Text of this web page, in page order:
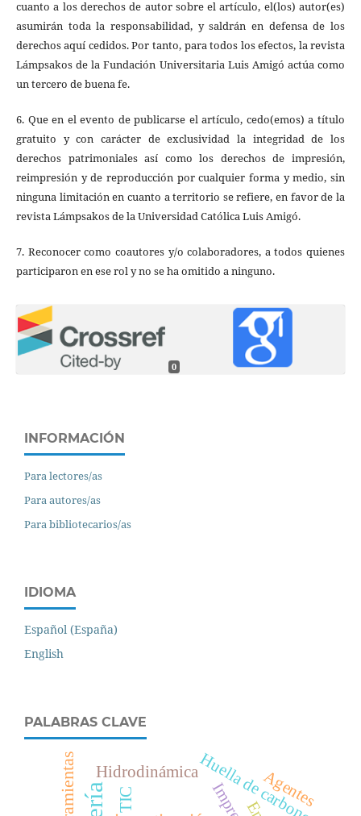
cuanto a los derechos de autor sobre el artículo, el(los) autor(es)
asumirán toda la responsabilidad, y saldrán en defensa de los
derechos aquí cedidos. Por tanto, para todos los efectos, la revista
Lámpsakos de la Fundación Universitaria Luis Amigó actúa como
un tercero de buena fe.
6. Que en el evento de publicarse el artículo, cedo(emos) a título
gratuito y con carácter de exclusividad la integridad de los
derechos patrimoniales así como los derechos de impresión,
reimpresión y de reproducción por cualquier forma y medio, sin
ninguna limitación en cuanto a territorio se refiere, en favor de la
revista Lámpsakos de la Universidad Católica Luis Amigó.
7. Reconocer como coautores y/o colaboradores, a todos quienes
participaron en ese rol y no se ha omitido a ninguno.
0
INFORMACIÓN
Para lectores/as
Para autores/as
Para bibliotecarios/as
IDIOMA
Español (España)
English
PALABRAS CLAVE
herramientas Huella de carbono
Agentes
Hidrodinámica
TIC